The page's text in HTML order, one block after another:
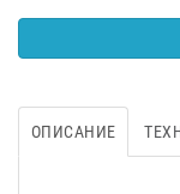
ОПИСАНИЕ